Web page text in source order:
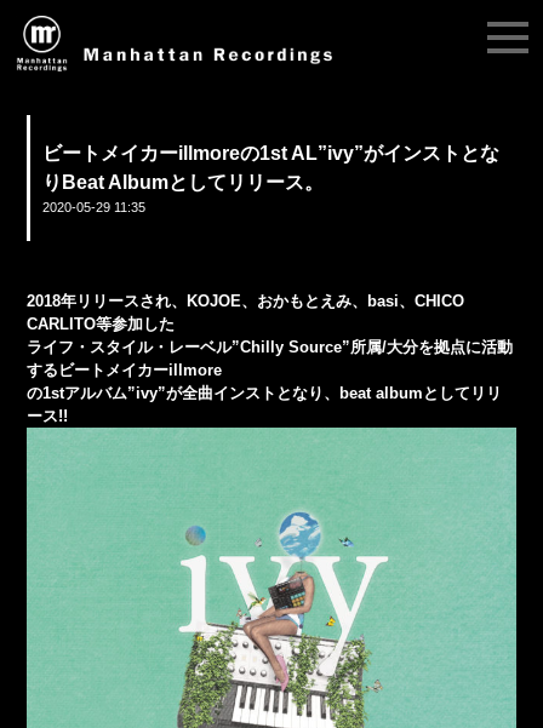
ビートメイカーillmoreの1st AL”ivy”がインストとな
りBeat Albumとしてリリース。
2020-05-29 11:35
2018年リリースされ、KOJOE、おかもとえみ、basi、CHICO
CARLITO等参加した
ライフ・スタイル・レーベル”Chilly Source”所属/大分を拠点に活動
するビートメイカーillmore
の1stアルバム”ivy”が全曲インストとなり、beat albumとしてリリ
ース!!